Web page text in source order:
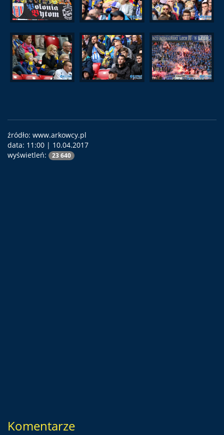
źródło: www.arkowcy.pl
data: 11:00 | 10.04.2017
wyświetleń:
23 640
Komentarze